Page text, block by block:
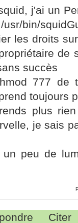
j'ai un
bin/
les droits
de
succès
777 de
toujours
plus
je sais
un peu de
Citer